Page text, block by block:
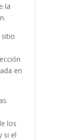
la
en
los
si el